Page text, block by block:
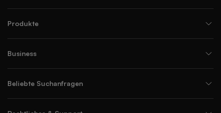
Produkte
Business
Beliebte Suchanfragen